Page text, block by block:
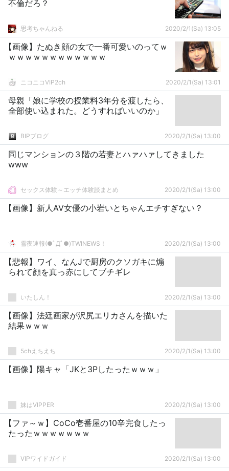
不倫だろ？
思考ちゃんねる 2020/2/1(Sa) 13:05
【画像】たぬき顔の女で一番可愛いのってｗ
ｗｗｗｗｗｗｗｗｗｗｗｗ
ニコニコVIP2ch 2020/2/1(Sa) 13:01
母親「娘に学校の授業料3年分を渡したら、
全部使い込まれた。どうすればいいのか」
BIPブログ 2020/2/1(Sa) 13:00
同じマンションの３階の若妻とハァハァしてきました
www
セックス体験～エッチ体験談まとめ 2020/2/1(Sa) 13:00
【画像】新人AV女優の小岩いとちゃんエチすぎない？
雪夜速報(●ﾟДﾟ●)TWINEWS！ 2020/2/1(Sa) 13:00
【悲報】ワイ、なんJで厨房のクソガキに煽
られて顔を真っ赤にしてブチギレ
いたしん！ 2020/2/1(Sa) 13:00
【画像】法廷画家が沢尻エリカさんを描いた
結果ｗｗｗ
5chえちえち 2020/2/1(Sa) 13:00
【画像】陽キャ「JKと3Pしたったｗｗｗ」
妹はVIPPER 2020/2/1(Sa) 13:00
【ファ～ｗ】CoCo壱番屋の10辛完食したっ
たったｗｗｗｗｗｗｗ
VIPワイドガイド 2020/2/1(Sa) 13:00